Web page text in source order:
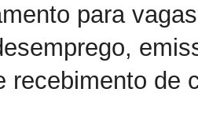
para
recebimento de